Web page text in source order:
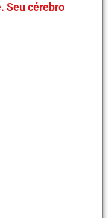
Seu cérebro